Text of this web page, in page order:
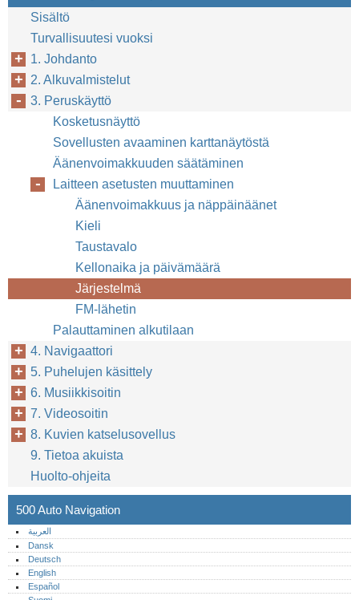
Sisältö
Turvallisuutesi vuoksi
1. Johdanto
2. Alkuvalmistelut
3. Peruskäyttö
Kosketusnäyttö
Sovellusten avaaminen karttanäytöstä
Äänenvoimakkuuden säätäminen
Laitteen asetusten muuttaminen
Äänenvoimakkuus ja näppäinäänet
Kieli
Taustavalo
Kellonaika ja päivämäärä
Järjestelmä
FM-lähetin
Palauttaminen alkutilaan
4. Navigaattori
5. Puhelujen käsittely
6. Musiikkisoitin
7. Videosoitin
8. Kuvien katselusovellus
9. Tietoa akuista
Huolto-ohjeita
500 Auto Navigation
العربية
Dansk
Deutsch
English
Español